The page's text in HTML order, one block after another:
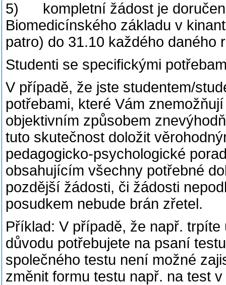
5) kompletní žádost je
Biomedicínského základu v
patro) do 31.10 každého daného
Studenti se specifickými
V případě, že jste studentem/
potřebami, které Vám
objektivním způsobem
tuto skutečnost doložit
pedagogicko-psychologické
obsahujícím všechny potřebné
pozdější žádosti, či žádosti
posudkem nebude brán zřetel.
Příklad: V případě, že např.
důvodu potřebujete na psaní
společného testu není možné
změnit formu testu např. na test